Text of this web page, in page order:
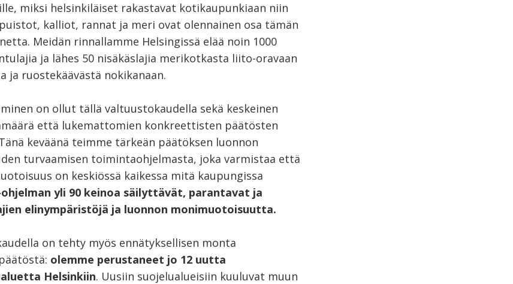
miksi helsinkiläiset rakastavat kotikaupunkiaan niin
kalliot, rannat ja meri ovat olennainen osa tämän
Meidän rinnallamme Helsingissä elää noin 1000
ja lähes 50 nisäkäslajia merikotkasta liito-oravaan
ja ruostekäävästä nokikanaan.
on ollut tällä valtuustokaudella sekä keskeinen
että lukemattomien konkreettisten päätösten
keväänä teimme tärkeän päätöksen luonnon
turvaamisen toimintaohjelmasta, joka varmistaa että
on keskiössä kaikessa mitä kaupungissa
yli 90 keinoa säilyttävät, parantavat ja
elinympäristöjä ja luonnon monimuotoisuutta.
on tehty myös ennätyksellisen monta
olemme perustaneet jo 12 uutta
Helsinkiin. Uusiin suojelualueisiin kuuluvat muun